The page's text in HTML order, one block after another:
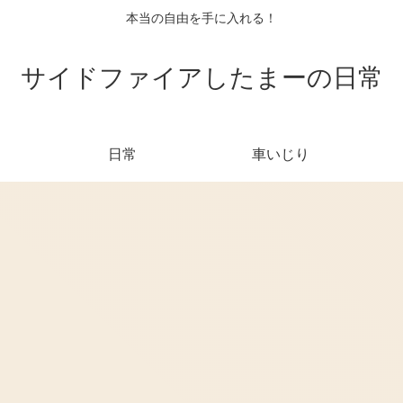
本当の自由を手に入れる！
サイドファイアしたまーの日常
日常 車いじり